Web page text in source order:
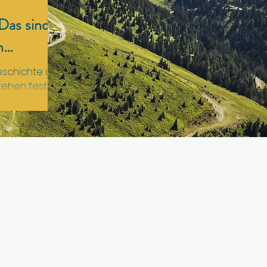
sind
und
fest. In
Tyrkas den
Heli
jeden Punkt
mit allen